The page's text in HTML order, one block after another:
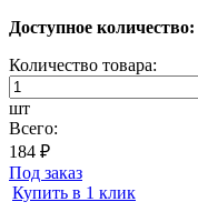
Доступное количество:
Количество товара:
шт
Всего:
184 ₽
Под заказ
Купить в 1 клик